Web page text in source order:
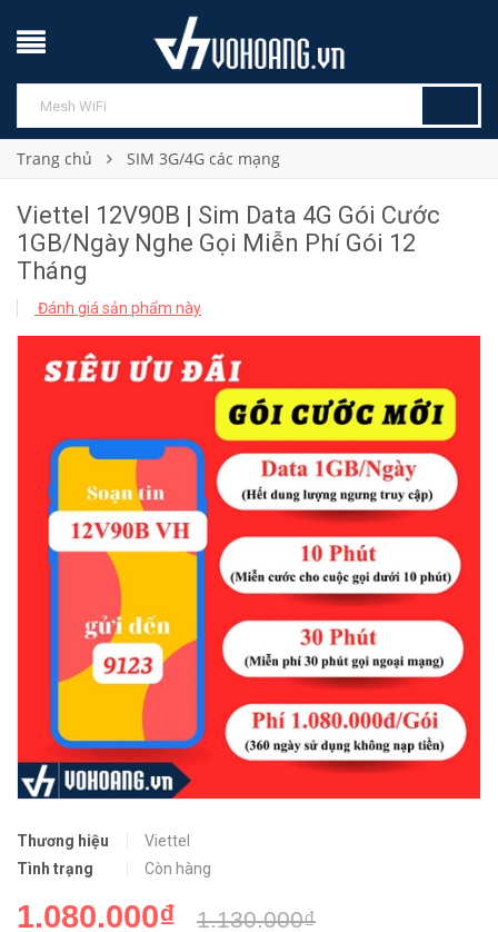
Trang chủ SIM 3G/4G các mạng
Viettel 12V90B | Sim Data 4G Gói Cước
1GB/Ngày Nghe Gọi Miễn Phí Gói 12
Tháng
Đánh giá sản phẩm này
Thương hiệu
Viettel
Tình trạng
Còn hàng
1.080.000₫ 1.130.000₫